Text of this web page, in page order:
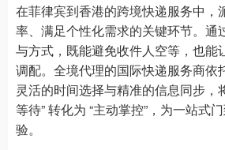
在菲律宾到香港的跨境快递服务中，
率、满足个性化需求的关键环节。通
与方式，既能避免收件人空等，也能
调配。全境代理的国际快递服务商依
灵活的时间选择与精准的信息同步，
等待” 转化为 “主动掌控”，为一站式
验。